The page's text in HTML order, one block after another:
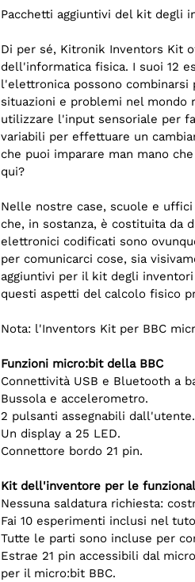
Pacchetti aggiuntivi del kit degli
Di per sé, Kitronik Inventors Kit
dell'informatica fisica. I suoi 12
l'elettronica possono combinarsi
situazioni e problemi nel mondo
utilizzare l'input sensoriale per
variabili per effettuare un
che puoi imparare man mano
qui?
Nelle nostre case, scuole e
che, in sostanza, è costituita da
elettronici codificati sono
per comunicarci cose, sia
aggiuntivi per il kit degli
questi aspetti del calcolo fisico
Nota: l'Inventors Kit per BBC
Funzioni micro:bit della BBC
Connettività USB e Bluetooth a
Bussola e accelerometro.
2 pulsanti assegnabili dall'utente.
Un display a 25 LED.
Connettore bordo 21 pin.
Kit dell'inventore per le
Nessuna saldatura richiesta:
Fai 10 esperimenti inclusi nel
Tutte le parti sono incluse per
Estrae 21 pin accessibili dal
per il micro:bit BBC.